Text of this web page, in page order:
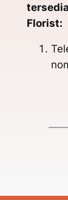
Florist: